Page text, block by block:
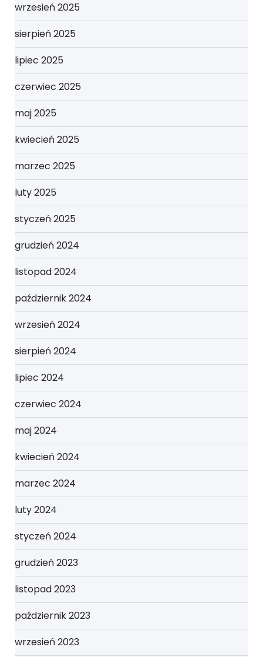
wrzesień 2025
sierpień 2025
lipiec 2025
czerwiec 2025
maj 2025
kwiecień 2025
marzec 2025
luty 2025
styczeń 2025
grudzień 2024
listopad 2024
październik 2024
wrzesień 2024
sierpień 2024
lipiec 2024
czerwiec 2024
maj 2024
kwiecień 2024
marzec 2024
luty 2024
styczeń 2024
grudzień 2023
listopad 2023
październik 2023
wrzesień 2023